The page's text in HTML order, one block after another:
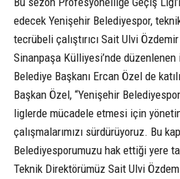
edecek Yenişehir Belediyespor,
tecrübeli çalıştırıcı Sait Ulvi
Sinanpaşa Külliyesi’nde
Belediye Başkanı Ercan Özel de
Başkan Özel, “Yenişehir
liglerde mücadele etmesi için
çalışmalarımızı sürdürüyoruz. Bu
Belediyesporumuzu hak ettiği yere
Teknik Direktörümüz Sait Ulvi